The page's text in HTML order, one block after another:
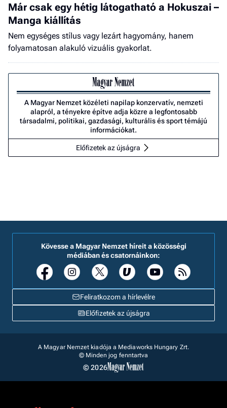
Már csak egy hétig látogatható a Hokuszai –
Manga kiállítás
Nem egységes stílus vagy lezárt hagyomány, hanem
folyamatosan alakuló vizuális gyakorlat.
A Magyar Nemzet közéleti napilap konzervatív, nemzeti
alapról, a tényekre építve adja közre a legfontosabb
társadalmi, politikai, gazdasági, kulturális és sport témájú
információkat.
Előfizetek az újságra
Feliratkozom a hírlevélre
Kövesse a Magyar Nemzet híreit a közösségi
médiában és csatornáinkon:
Előfizetek az újságra
A Magyar Nemzet kiadója a Mediaworks Hungary Zrt.
© Minden jog fenntartva
© 2026